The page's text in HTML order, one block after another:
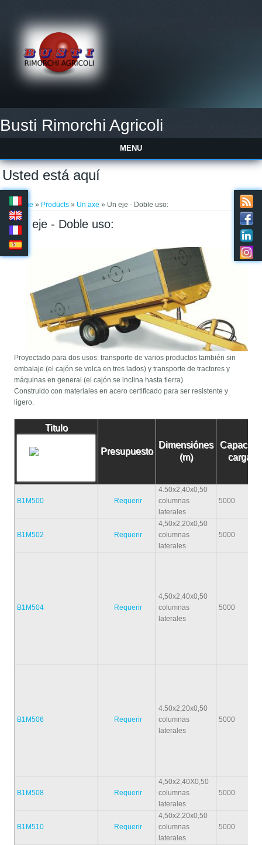
Busti Rimorchi Agricoli
MENU
Usted está aquí
Home » Products » Un axe » Un eje - Doble uso:
Un eje - Doble uso:
Proyectado para dos usos: transporte de varios productos también sin
embalaje (el cajón se volca en tres lados) y transporte de tractores y
máquinas en general (el cajón se inclina hasta tierra).
Construido con materiales en acero certificado para ser resistente y
ligero.
Titulo
Presupuesto
Dimensiónes
(m)
carga
B1M500 Requerir
4.50x2,40x0,50
columnas
laterales
5000
B1M502 Requerir
4,50x2,20x0,50
columnas
laterales
5000
B1M504 Requerir
4,50x2,40x0,50
columnas
laterales
5000
B1M506 Requerir
4.50x2,20x0,50
columnas
laterales
5000
B1M508 Requerir
4,50x2,40X0,50
columnas
laterales
5000
B1M510 Requerir
4,50x2,20x0,50
columnas
laterales
5000